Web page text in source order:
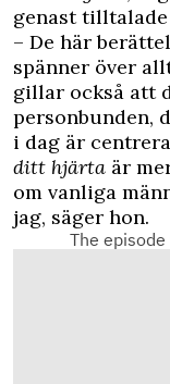
genast tilltalade
– De här
spänner över
gillar också att
personbunden,
i dag är
ditt hjärta är
om vanliga
jag, säger hon.